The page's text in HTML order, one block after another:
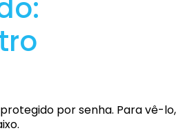
por senha. Para vê-lo,